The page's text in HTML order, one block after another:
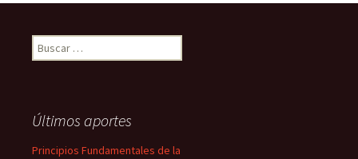
Buscar:
Últimos aportes
Principios Fundamentales de la